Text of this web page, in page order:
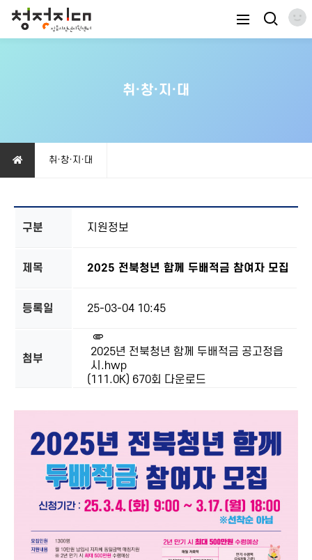
취·창·지·대
취·창·지·대
구분 지원정보
제목 2025 전북청년 함께 두배적금 참여자 모집
등록일 25-03-04 10:45
첨부
2025년 전북청년 함께 두배적금 공고정읍
시.hwp
(111.0K) 670회 다운로드